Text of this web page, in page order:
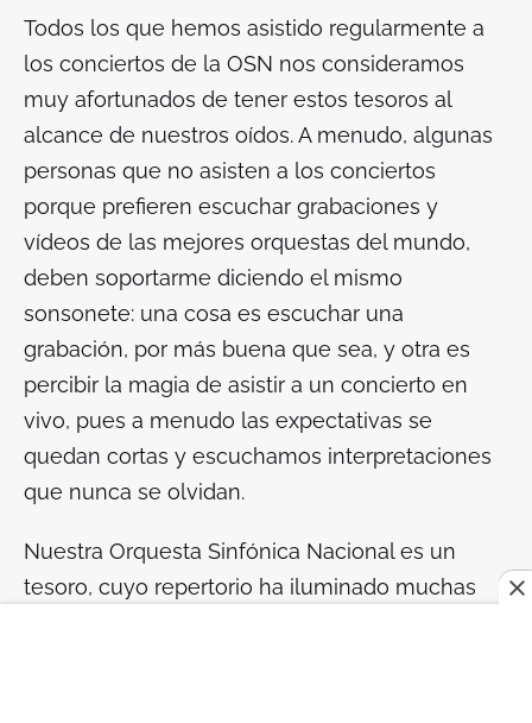
Todos los que hemos asistido regularmente a
los conciertos de la OSN nos consideramos
muy afortunados de tener estos tesoros al
alcance de nuestros oídos. A menudo, algunas
personas que no asisten a los conciertos
porque prefieren escuchar grabaciones y
vídeos de las mejores orquestas del mundo,
deben soportarme diciendo el mismo
sonsonete: una cosa es escuchar una
grabación, por más buena que sea, y otra es
percibir la magia de asistir a un concierto en
vivo, pues a menudo las expectativas se
quedan cortas y escuchamos interpretaciones
que nunca se olvidan.
Nuestra Orquesta Sinfónica Nacional es un
tesoro, cuyo repertorio ha iluminado muchas